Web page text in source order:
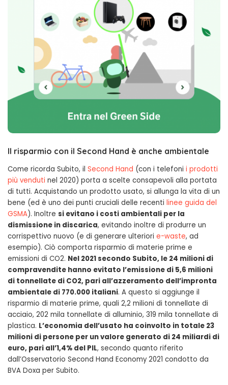
Il risparmio con il Second Hand è anche ambientale
Come ricorda Subito, il Second Hand (con i telefoni i prodotti
più venduti nel 2020) porta a scelte consapevoli alla portata
di tutti. Acquistando un prodotto usato, si allunga la vita di un
bene (ed è uno dei punti cruciali delle recenti linee guida del
GSMA). Inoltre si evitano i costi ambientali per la
dismissione in discarica, evitando inoltre di produrre un
corrispettivo nuovo (e di generare ulteriori e-waste, ad
esempio). Ciò comporta risparmio di materie prime e
emissioni di CO2. Nel 2021 secondo Subito, le 24 milioni di
compravendite hanno evitato l’emissione di 5,6 milioni
di tonnellate di CO2, pari all’azzeramento dell’impronta
ambientale di 770.000 italiani. A questo si aggiunge il
risparmio di materie prime, quali 2,2 milioni di tonnellate di
acciaio, 202 mila tonnellate di alluminio, 319 mila tonnellate di
plastica. L’economia dell’usato ha coinvolto in totale 23
milioni di persone per un valore generato di 24 miliardi di
euro, pari all’1,4% del PIL, secondo quanto riferito
dall’Osservatorio Second Hand Economy 2021 condotto da
BVA Doxa per Subito.